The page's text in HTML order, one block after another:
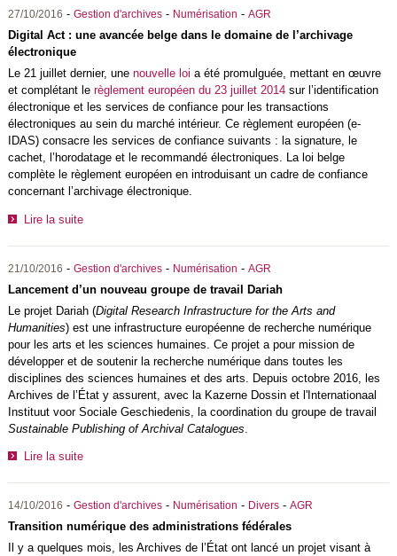
27/10/2016 - Gestion d'archives- Numérisation - AGR
Digital Act : une avancée belge dans le domaine de l’archivage
électronique
Le 21 juillet dernier, une nouvelle loi a été promulguée, mettant en œuvre
et complétant le règlement européen du 23 juillet 2014sur l’identification
électronique et les services de confiance pour les transactions
électroniques au sein du marché intérieur. Ce règlement européen (e-
IDAS) consacre les services de confiance suivants : la signature, le
cachet, l’horodatage et le recommandé électroniques. La loi belge
complète le règlement européen en introduisant un cadre de confiance
concernant l’archivage électronique.
Lire la suite
21/10/2016 - Gestion d'archives- Numérisation - AGR
Lancement d’un nouveau groupe de travail Dariah
Le projet Dariah (Digital Research Infrastructure for the Arts and
Humanities) est une infrastructure européenne de recherche numérique
pour les arts et les sciences humaines. Ce projet a pour mission de
développer et de soutenir la recherche numérique dans toutes les
disciplines des sciences humaines et des arts. Depuis octobre 2016, les
Archives de l’État y assurent, avec la Kazerne Dossin et l'Internationaal
Instituut voor Sociale Geschiedenis, la coordination du groupe de travail
Sustainable Publishing of Archival Catalogues
Lire la suite
14/10/2016 - Gestion d'archives- Numérisation - Divers- AGR
Transition numérique des administrations fédérales
Il y a quelques mois, les Archives de l’État ont lancé un projet visant à